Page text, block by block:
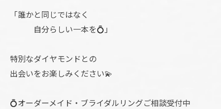
「誰かと同じではなく
自分らしい一本を💍」
特別なダイヤモンドとの
出会いをお楽しみください💫
💍オーダーメイド・ブライダルリングご相談受付中